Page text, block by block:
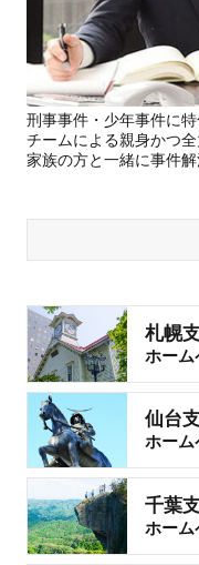
刑事事件・少年事件に
チームによる親身かつ
家族の方と一緒に事件
札幌
ホーム
仙台
ホーム
千葉
ホーム